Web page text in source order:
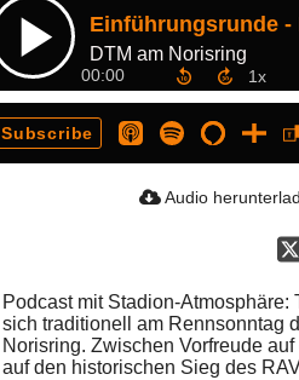
DTM am Norisring
00:00
Subscribe
Audio
Podcast mit Stadion-Atmosphäre:
sich traditionell am Rennsonntag
Norisring. Zwischen Vorfreude
auf den historischen Sieg des